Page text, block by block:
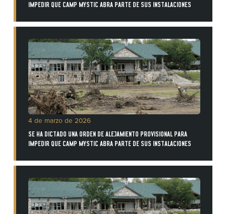
IMPEDIR QUE CAMP MYSTIC ABRA PARTE DE SUS INSTALACIONES
4 de marzo de 2026
SE HA DICTADO UNA ORDEN DE ALEJAMIENTO PROVISIONAL PARA
IMPEDIR QUE CAMP MYSTIC ABRA PARTE DE SUS INSTALACIONES